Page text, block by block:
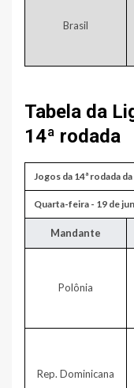
Brasil
Tabela da
14ª rodada
Jogos da 14ª rodada
​Quarta-feira - 19 de
​Mandante
Polônia
Rep. Dominicana